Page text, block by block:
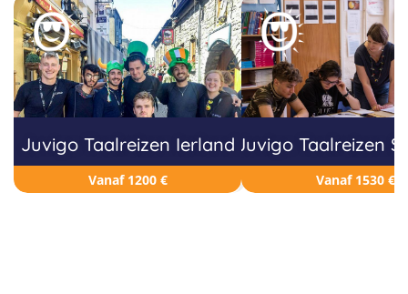
Juvigo Taalreizen Ierland
Vanaf 1200 €
Juvigo Taalreizen
Vanaf 1530 €